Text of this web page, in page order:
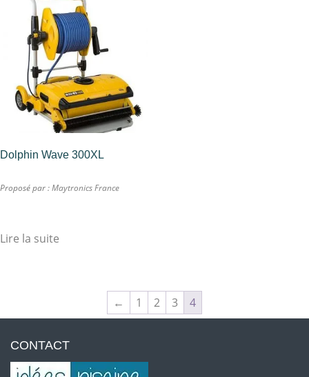
Dolphin Wave 300XL
Proposé par :Maytronics France
Lire la suite
← 1 2 3 4
CONTACT